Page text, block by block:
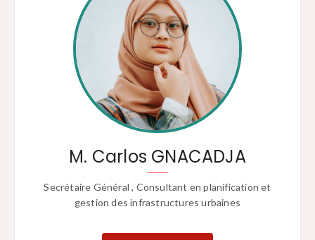
M. Carlos GNACADJA
Secrétaire Général , Consultant en planification et
gestion des infrastructures urbaines